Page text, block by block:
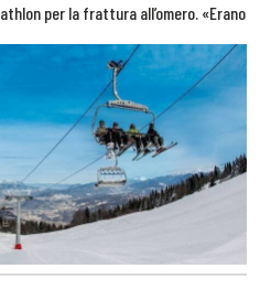
per la frattura all’omero. «Erano